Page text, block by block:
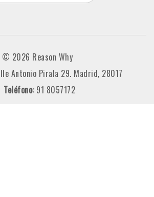
© 2026 Reason Why
Antonio Pirala 29. Madrid, 28017
Teléfono: 91 8057172